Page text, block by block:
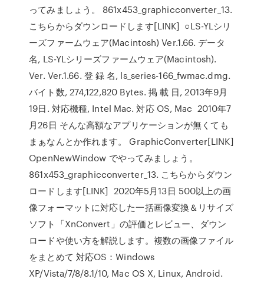
ってみましょう。 861x453_graphicconverter_13.
こちらからダウンロードします[LINK] ○LS-YLシリ
ーズファームウェア(Macintosh) Ver.1.66. データ
名, LS-YLシリーズファームウェア(Macintosh).
Ver. Ver.1.66. 登 録 名, ls_series-166_fwmac.dmg.
バイト数, 274,122,820 Bytes. 掲 載 日, 2013年9月
19日. 対応機種, Intel Mac. 対応 OS, Mac 2010年7
月26日 そんな高額なアプリケーションが無くても
まぁなんとか作れます。 GraphicConverter[LINK]
OpenNewWindow でやってみましょう。
861x453_graphicconverter_13. こちらからダウン
ロードします[LINK] 2020年5月13日 500以上の画
像フォーマットに対応した一括画像変換＆リサイズ
ソフト「XnConvert」の評価とレビュー、ダウン
ロードや使い方を解説します。複数の画像ファイル
をまとめて 対応OS：Windows
XP/Vista/7/8/8.1/10, Mac OS X, Linux, Android.